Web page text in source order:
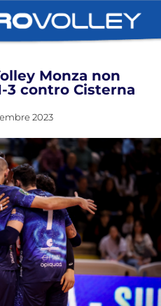
Monza non
3 contro Cisterna
2023